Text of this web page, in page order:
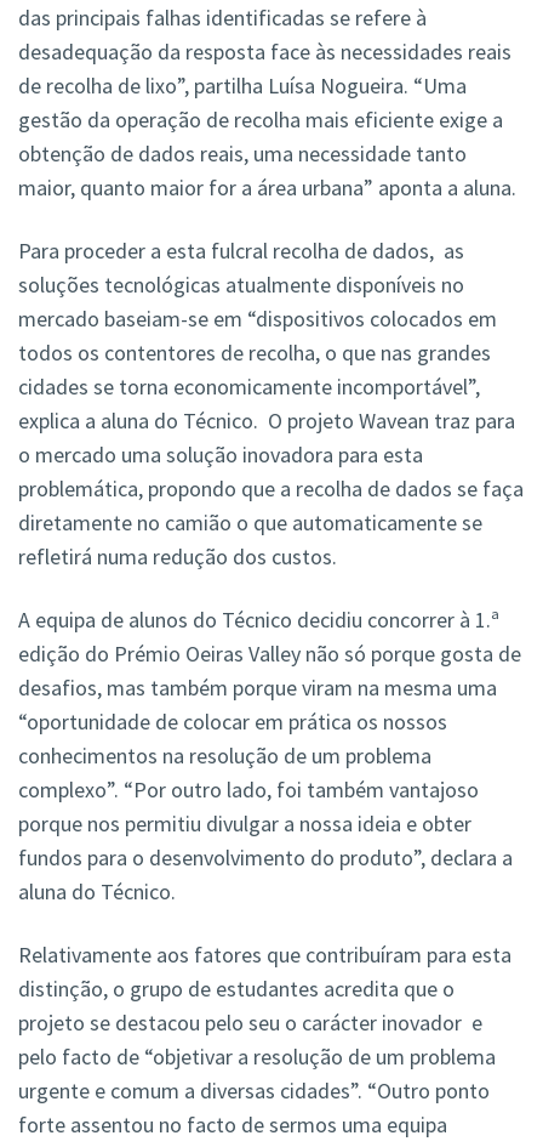
das principais falhas identificadas se refere à
desadequação da resposta face às necessidades reais
de recolha de lixo”, partilha Luísa Nogueira. “Uma
gestão da operação de recolha mais eficiente exige a
obtenção de dados reais, uma necessidade tanto
maior, quanto maior for a área urbana” aponta a aluna.
Para proceder a esta fulcral recolha de dados, as
soluções tecnológicas atualmente disponíveis no
mercado baseiam-se em “dispositivos colocados em
todos os contentores de recolha, o que nas grandes
cidades se torna economicamente incomportável”,
explica a aluna do Técnico. O projeto Wavean traz para
o mercado uma solução inovadora para esta
problemática, propondo que a recolha de dados se faça
diretamente no camião o que automaticamente se
refletirá numa redução dos custos.
A equipa de alunos do Técnico decidiu concorrer à 1.ª
edição do Prémio Oeiras Valley não só porque gosta de
desafios, mas também porque viram na mesma uma
“oportunidade de colocar em prática os nossos
conhecimentos na resolução de um problema
complexo”. “Por outro lado, foi também vantajoso
porque nos permitiu divulgar a nossa ideia e obter
fundos para o desenvolvimento do produto”, declara a
aluna do Técnico.
Relativamente aos fatores que contribuíram para esta
distinção, o grupo de estudantes acredita que o
projeto se destacou pelo seu o carácter inovador e
pelo facto de “objetivar a resolução de um problema
urgente e comum a diversas cidades”. “Outro ponto
forte assentou no facto de sermos uma equipa